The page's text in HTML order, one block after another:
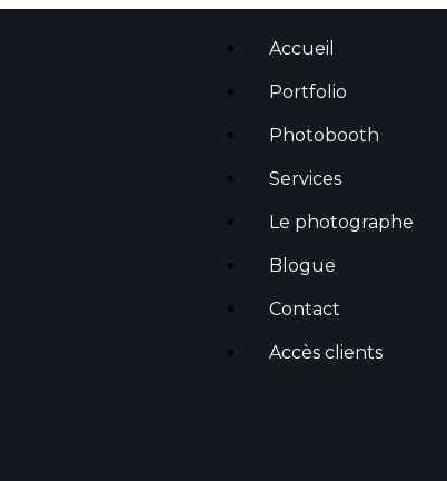
Accueil
Portfolio
Photobooth
Services
Le photographe
Blogue
Contact
Accès clients